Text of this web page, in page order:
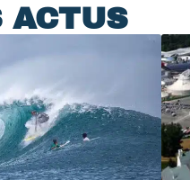
ACTUS